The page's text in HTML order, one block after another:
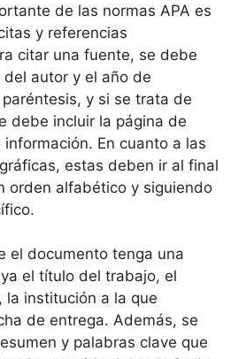
de las normas APA es
y referencias
citar una fuente, se debe
autor y el año de
y si se trata de
debe incluir la página de
En cuanto a las
estas deben ir al final
orden alfabético y siguiendo
el documento tenga una
el título del trabajo, el
la institución a la que
de entrega. Además, se
y palabras clave que